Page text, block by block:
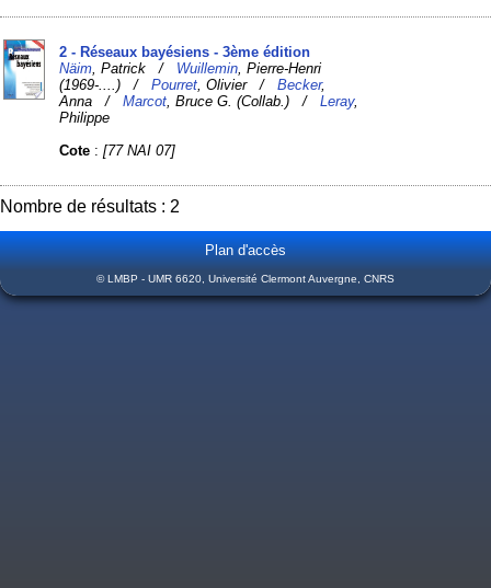
2 - Réseaux bayésiens - 3ème édition
Näim , Patrick / Wuillemin , Pierre-Henri
(1969-....) /Pourret , Olivier /Becker,
Anna /Marcot , Bruce G. (Collab.) /Leray,
Philippe
Cote :[77 NAI 07]
Nombre de résultats : 2
Plan d'accès
© LMBP - UMR 6620, Université Clermont Auvergne, CNRS